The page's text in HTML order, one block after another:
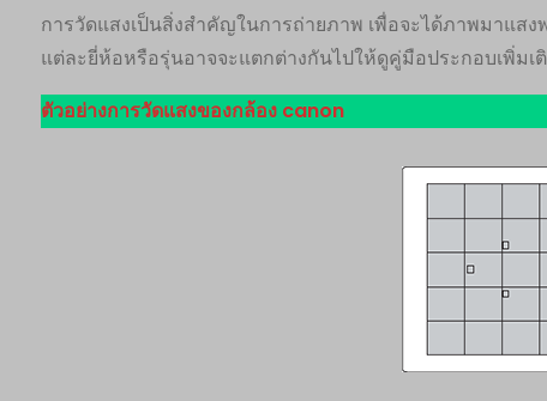
การวัดแสงเป็นสิ่งสำคัญในการถ่ายภาพ เพื่อจะได้ภาพมาแส
แต่ละยี่ห้อหรือรุ่นอาจจะแตกต่างกันไปให้ดูคู่มือประกอบเพิ่มเ
ตัวอย่างการวัดแสงของกล้อง canon